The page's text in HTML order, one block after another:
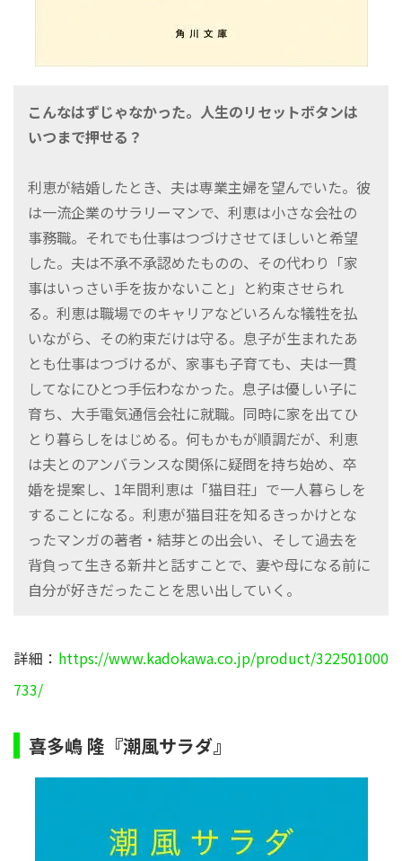
こんなはずじゃなかった。人生のリセットボタンは
いつまで押せる？
利恵が結婚したとき、夫は専業主婦を望んでいた。彼
は一流企業のサラリーマンで、利恵は小さな会社の
事務職。それでも仕事はつづけさせてほしいと希望
した。夫は不承不承認めたものの、その代わり「家
事はいっさい手を抜かないこと」と約束させられ
る。利恵は職場でのキャリアなどいろんな犠牲を払
いながら、その約束だけは守る。息子が生まれたあ
とも仕事はつづけるが、家事も子育ても、夫は一貫
してなにひとつ手伝わなかった。息子は優しい子に
育ち、大手電気通信会社に就職。同時に家を出てひ
とり暮らしをはじめる。何もかもが順調だが、利恵
は夫とのアンバランスな関係に疑問を持ち始め、卒
婚を提案し、1年間利恵は「猫目荘」で一人暮らしを
することになる。利恵が猫目荘を知るきっかけとな
ったマンガの著者・結芽との出会い、そして過去を
背負って生きる新井と話すことで、妻や母になる前に
自分が好きだったことを思い出していく。
詳細： https://www.kadokawa.co.jp/product/322501000
733/
喜多嶋 隆『潮風サラダ』